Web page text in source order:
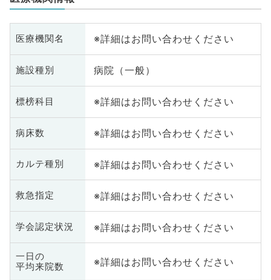
医療機関名 ※詳細はお問い合わせください
施設種別 病院（一般）
標榜科目 ※詳細はお問い合わせください
病床数 ※詳細はお問い合わせください
カルテ種別 ※詳細はお問い合わせください
救急指定 ※詳細はお問い合わせください
学会認定状況 ※詳細はお問い合わせください
一日の
平均来院数
※詳細はお問い合わせください